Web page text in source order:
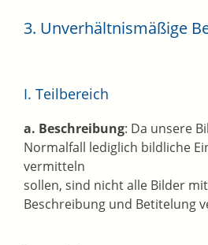
3. Unverhältnismäßige
I. Teilbereich
a. Beschreibung: Da unsere
Normalfall lediglich bildliche
vermitteln
sollen, sind nicht alle Bilder
Beschreibung und Betitelung